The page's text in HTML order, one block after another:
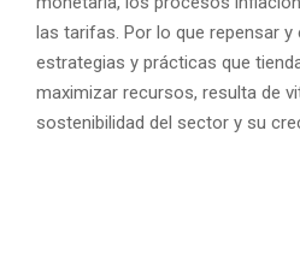
las tarifas. Por lo que repensar y
estrategias y prácticas que
maximizar recursos, resulta de
sostenibilidad del sector y su